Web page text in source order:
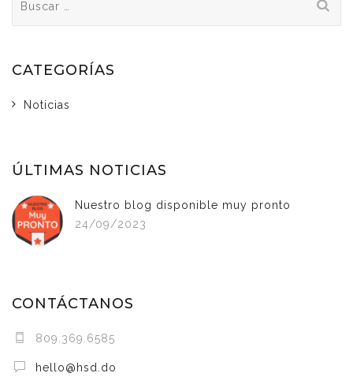
CATEGORÍAS
Noticias
ÚLTIMAS NOTICIAS
Nuestro blog disponible muy pronto
24/09/2023
CONTÁCTANOS
809.369.6585
hello@hsd.do